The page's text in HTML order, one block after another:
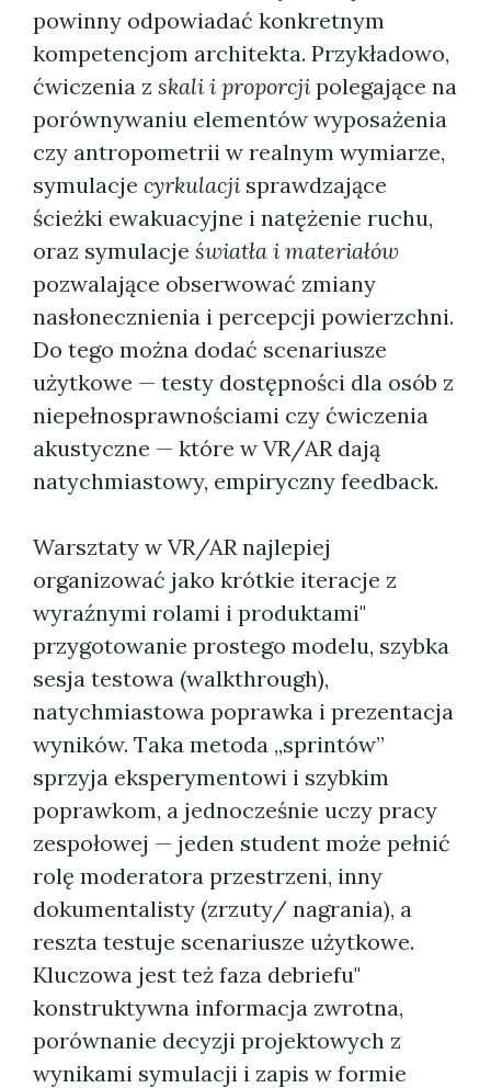
powinny odpowiadać konkretnym
kompetencjom architekta. Przykładowo,
ćwiczenia z skali i proporcji polegające na
porównywaniu elementów wyposażenia
czy antropometrii w realnym wymiarze,
symulacje cyrkulacji sprawdzające
ścieżki ewakuacyjne i natężenie ruchu,
oraz symulacje światła i materiałów
pozwalające obserwować zmiany
nasłonecznienia i percepcji powierzchni.
Do tego można dodać scenariusze
użytkowe — testy dostępności dla osób z
niepełnosprawnościami czy ćwiczenia
akustyczne — które w VR/AR dają
natychmiastowy, empiryczny feedback.
Warsztaty w VR/AR najlepiej
organizować jako krótkie iteracje z
wyraźnymi rolami i produktami"
przygotowanie prostego modelu, szybka
sesja testowa (walkthrough),
natychmiastowa poprawka i prezentacja
wyników. Taka metoda „sprintów”
sprzyja eksperymentowi i szybkim
poprawkom, a jednocześnie uczy pracy
zespołowej — jeden student może pełnić
rolę moderatora przestrzeni, inny
dokumentalisty (zrzuty/ nagrania), a
reszta testuje scenariusze użytkowe.
Kluczowa jest też faza debriefu"
konstruktywna informacja zwrotna,
porównanie decyzji projektowych z
wynikami symulacji i zapis w formie